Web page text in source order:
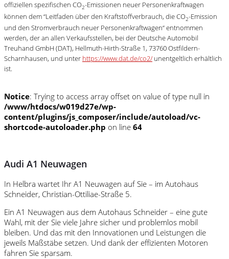
offiziellen spezifischen CO2-Emissionen neuer Personenkraftwagen
können dem “Leitfaden über den Kraftstoffverbrauch, die CO2-Emission
und den Stromverbrauch neuer Personenkraftwagen“ entnommen
werden, der an allen Verkaufsstellen, bei der Deutsche Automobil
Treuhand GmbH (DAT), Hellmuth-Hirth-Straße 1, 73760 Ostfildern-
Scharnhausen, und unter https://www.dat.de/co2/unentgeltlich erhältlich
ist.
Notice: Trying to access array offset on value of type null in
/www/htdocs/w019d27e/wp-
content/plugins/js_composer/include/autoload/vc-
shortcode-autoloader.php on line 64
Audi A1 Neuwagen
In Helbra wartet Ihr A1 Neuwagen auf Sie – im Autohaus
Schneider, Christian-Ottiliae-Straße 5.
Ein A1 Neuwagen aus dem Autohaus Schneider – eine gute
Wahl, mit der Sie viele Jahre sicher und problemlos mobil
bleiben. Und das mit den Innovationen und Leistungen die
jeweils Maßstäbe setzen. Und dank der effizienten Motoren
fahren Sie sparsam.